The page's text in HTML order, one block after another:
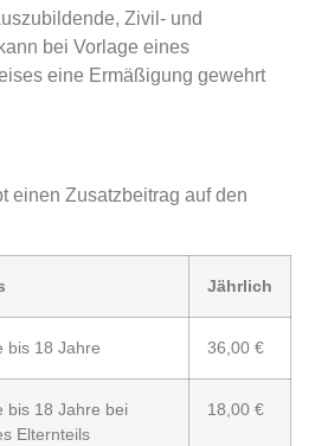
Zivil- und
bei Vorlage eines
eine Ermäßigung gewehrt
einen Zusatzbeitrag auf den
Jährlich
bis 18 Jahre 36,00 €
bis 18 Jahre bei
Elternteils
18,00 €